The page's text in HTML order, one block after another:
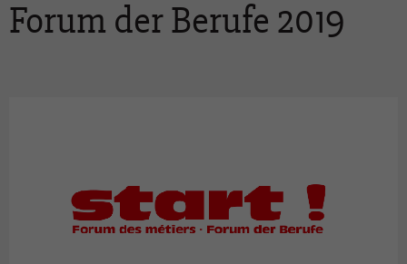
Forum der Berufe 2019